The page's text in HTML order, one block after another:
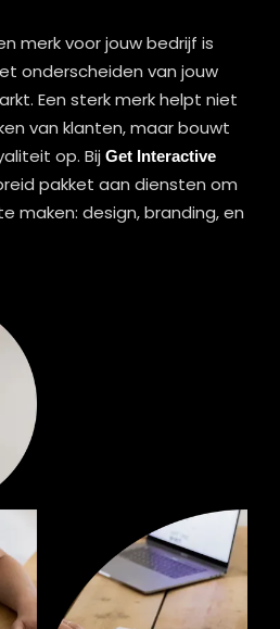
merk voor jouw bedrijf is
onderscheiden van jouw
Een sterk merk helpt niet
van klanten, maar bouwt
op. BijGet Interactive
pakket aan diensten om
maken: design, branding, en